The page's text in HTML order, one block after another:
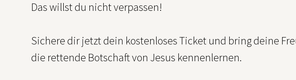
Das willst du nicht verpassen!
Sichere dir jetzt dein kostenloses Ticket und bring deine
die rettende Botschaft von Jesus kennenlernen.